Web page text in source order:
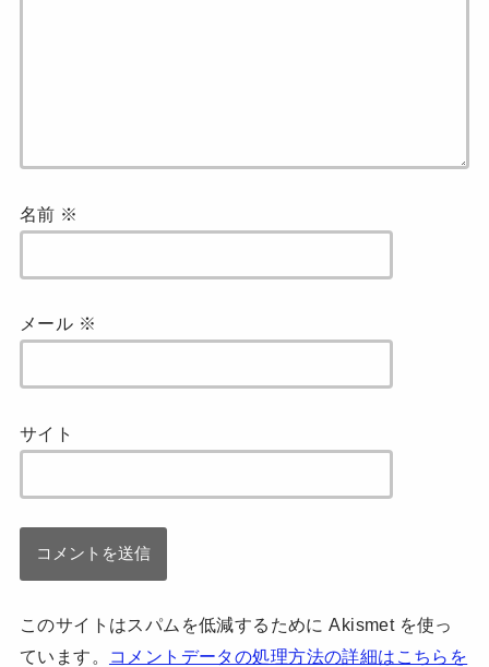
名前 ※
メール ※
サイト
このサイトはスパムを低減するために Akismet を使っ
ています。
コメントデータの処理方法の詳細はこちらを